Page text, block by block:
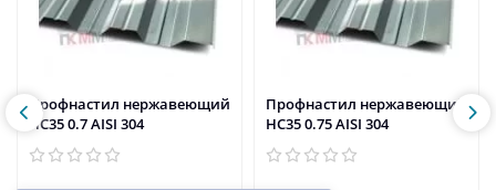
Профнастил нержавеющий
НС35 0.7 AISI 304
Профнастил нержавеющий
НС35 0.75 AISI 304